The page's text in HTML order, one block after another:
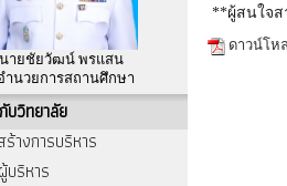
นายชัยวัฒน์ พรแสน
ำนวยการสถานศึกษา
บวิทยาลัย
างการบริหาร
บริหาร
**ผู้สนใจส
ดาวน์โห